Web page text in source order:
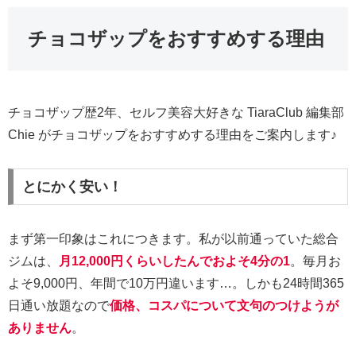
チョコザップをおすすめする理由
チョコザップ歴2年、セルフ美容大好きな TiaraClub 編集部
Chie がチョコザップをおすすめする理由をご案内します♪
とにかく安い！
まず第一印象はこれにつきます。私が以前通っていた総合
ジムは、
月12,000円くらいしたんでおよそ4分の1。毎月お
よそ9,000円、年間で10万円違います…。しかも24時間365
日通い放題なので価格、コスパについて文句のつけようが
ありません。